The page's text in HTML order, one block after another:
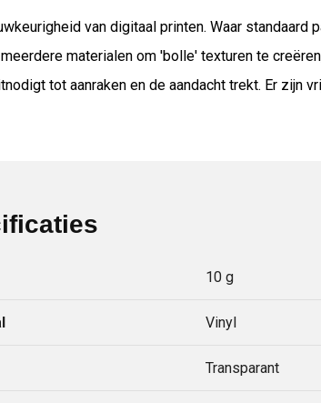
van digitaal printen. Waar standaard
materialen om 'bolle' texturen te
tot aanraken en de aandacht trekt. Er zijn
10 g
Vinyl
Transparant